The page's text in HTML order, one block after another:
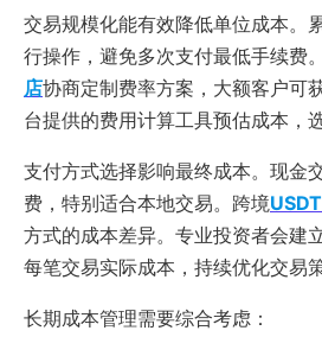
交易规模化能有效降低单位成本。
行操作，避免多次支付最低手续费
店协商定制费率方案，大额客户可
台提供的费用计算工具预估成本，
支付方式选择影响最终成本。现金
费，特别适合本地交易。跨境
方式的成本差异。专业投资者会建
每笔交易实际成本，持续优化交易策
长期成本管理需要综合考虑：